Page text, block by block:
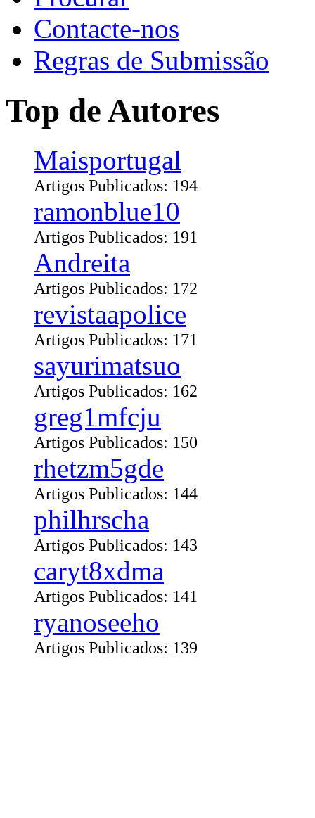
Contacte-nos
Regras de Submissão
Top de Autores
Maisportugal
Artigos Publicados: 194
ramonblue10
Artigos Publicados: 191
Andreita
Artigos Publicados: 172
revistaapolice
Artigos Publicados: 171
sayurimatsuo
Artigos Publicados: 162
greg1mfcju
Artigos Publicados: 150
rhetzm5gde
Artigos Publicados: 144
philhrscha
Artigos Publicados: 143
caryt8xdma
Artigos Publicados: 141
ryanoseeho
Artigos Publicados: 139